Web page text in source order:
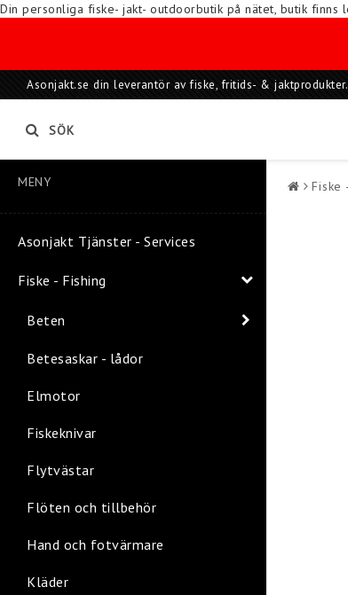
Din personliga fiske- jakt- outdoorbutik på nätet, butik finns
Asonjakt.se din leverantör av fiske, fritids- &
SÖK
MENY
Asonjakt Tjänster - Services
Fiske - Fishing
Beten
Betesaskar - lådor
Elmotor
Fiskeknivar
Flytvästar
Flöten och tillbehör
Hand och fotvärmare
Kläder
Fiske